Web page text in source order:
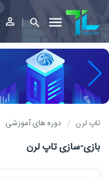
تاپ لرن دوره های آموزشی
بازی-سازی تاپ لرن